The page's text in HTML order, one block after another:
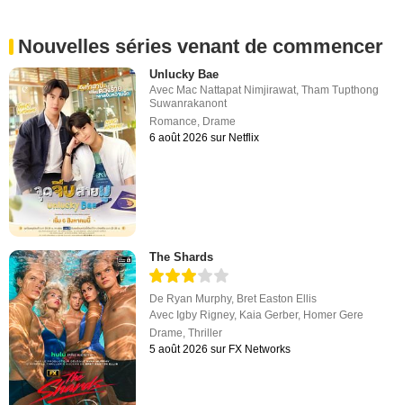
Nouvelles séries venant de commencer
Unlucky Bae
Avec Mac Nattapat Nimjirawat,Tham Tupthong
Suwanrakanont
Romance, Drame
6 août 2026 sur Netflix
The Shards
De Ryan Murphy, Bret Easton Ellis
Avec Igby Rigney, Kaia Gerber, Homer Gere
Drame,Thriller
5 août 2026 sur FX Networks